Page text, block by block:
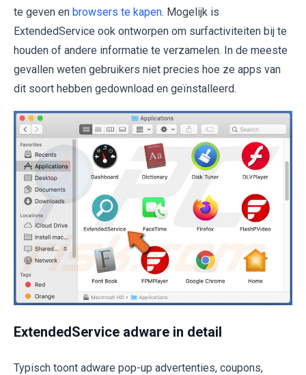
te geven en browsers te kapen. Mogelijk is
ExtendedService ook ontworpen om surfactiviteiten bij te
houden of andere informatie te verzamelen. In de meeste
gevallen weten gebruikers niet precies hoe ze apps van
dit soort hebben gedownload en geïnstalleerd.
ExtendedService adware in detail
Typisch toont adware pop-up advertenties, coupons,